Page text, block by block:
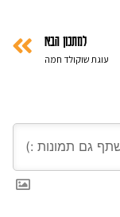
למתכון הבא
עוגת שוקולד חמה